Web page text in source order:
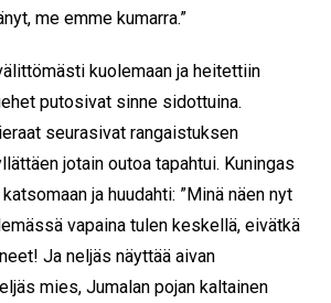
me emme kumarra.”
kuolemaan ja heitettiin
putosivat sinne sidottuina.
seurasivat rangaistuksen
jotain outoa tapahtui. Kuningas
ja huudahti: ”Minä näen nyt
vapaina tulen keskellä, eivätkä
Ja neljäs näyttää aivan
mies, Jumalan pojan kaltainen